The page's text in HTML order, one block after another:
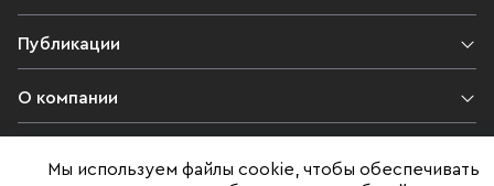
Публикации
О компании
Мы используем файлы cookie, чтобы обеспечивать